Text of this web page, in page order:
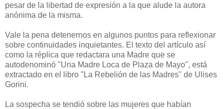
pesar de la libertad de expresión a la que alude la autora
anónima de la misma.
Vale la pena detenernos en algunos puntos para reflexionar
sobre continuidades inquietantes. El texto del artículo así
como la réplica que redactara una Madre que se
autodenominó "Una Madre Loca de Plaza de Mayo", está
extractado en el libro "La Rebelión de las Madres" de Ulises
Gorini.
La sospecha se tendió sobre las mujeres que habían